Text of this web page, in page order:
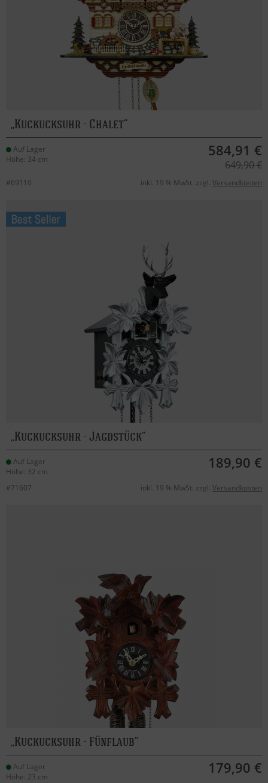
Kuckucksuhr - Chalet
Auf Lager
Höhe: 34 cm
584,91 €
649,90 €
#69110 inkl. 19 % MwSt. zzgl. Versandkosten
Kuckucksuhr - Jagdstück
Auf Lager
Höhe: 32 cm
189,90 €
#71607 inkl. 19 % MwSt. zzgl. Versandkosten
Kuckucksuhr - Fünflaub
Auf Lager
Höhe: 23 cm
179,90 €